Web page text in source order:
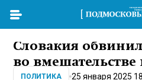
Словакия
во вмешательстве
ПОЛИТИКА 25 января 2025